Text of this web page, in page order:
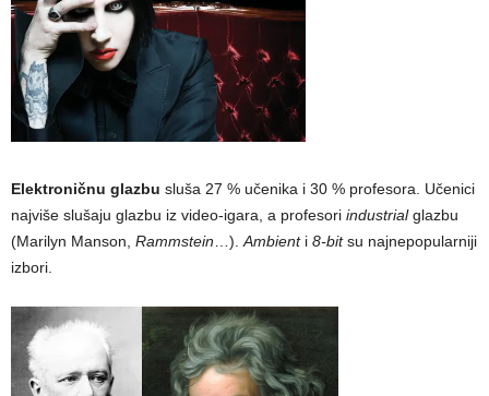
Elektroničnu glazbu sluša 27 % učenika i 30 % profesora. Učenici
najviše slušaju glazbu iz video-igara, a profesori industrialglazbu
(Marilyn Manson, Rammstein…).Ambienti 8-bitsu najnepopularniji
izbori.